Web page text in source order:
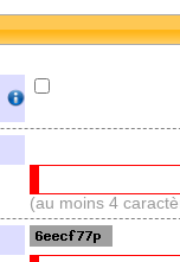
(au moins 4